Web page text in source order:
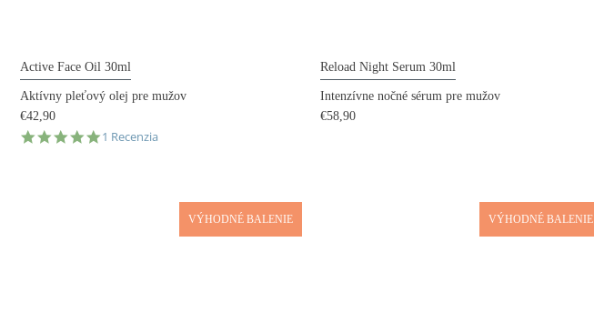
Active Face Oil 30ml
Aktívny pleťový olej pre mužov
€42,90
5.0
1 Recenzia
Reload Night Serum 30ml
Intenzívne nočné sérum pre mužov
€58,90
VÝHODNÉ BALENIE VÝHODNÉ BALENIE